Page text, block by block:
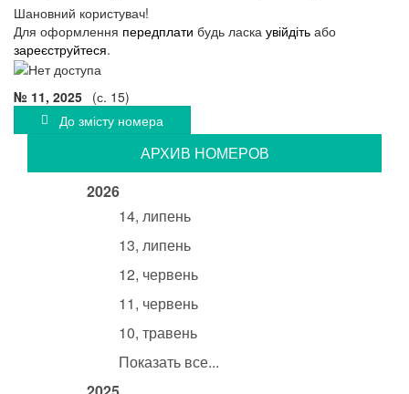
Шановний користувач!
Для оформлення передплати будь ласка увійдіть або
зареєструйтеся.
№ 11, 2025 (с. 15)
До змісту номера
АРХИВ НОМЕРОВ
2026
14, липень
13, липень
12, червень
11, червень
10, травень
Показать все...